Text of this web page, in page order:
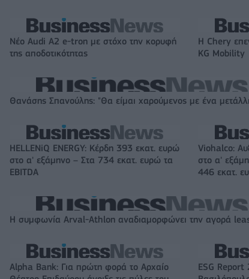
Νέο Audi A2 e-tron με στόχο την κορυφή
της αποδοτικότητας
Η Chery
KG Mobility
Θανάσης Σπανούλης: "Θα είμαι χαρούμενος με ένα
HELLENiQ ENERGY: Κέρδη 393 εκατ. ευρώ
στο α' εξάμηνο – Στα 734 εκατ. ευρώ τα
EBITDA
Viohalco:
στο α'
446 εκατ.
Η συμφωνία Arval-Athlon αναδιαμορφώνει την αγορά
Alpha Bank: Για πρώτη φορά το Αρχαίο
ESG